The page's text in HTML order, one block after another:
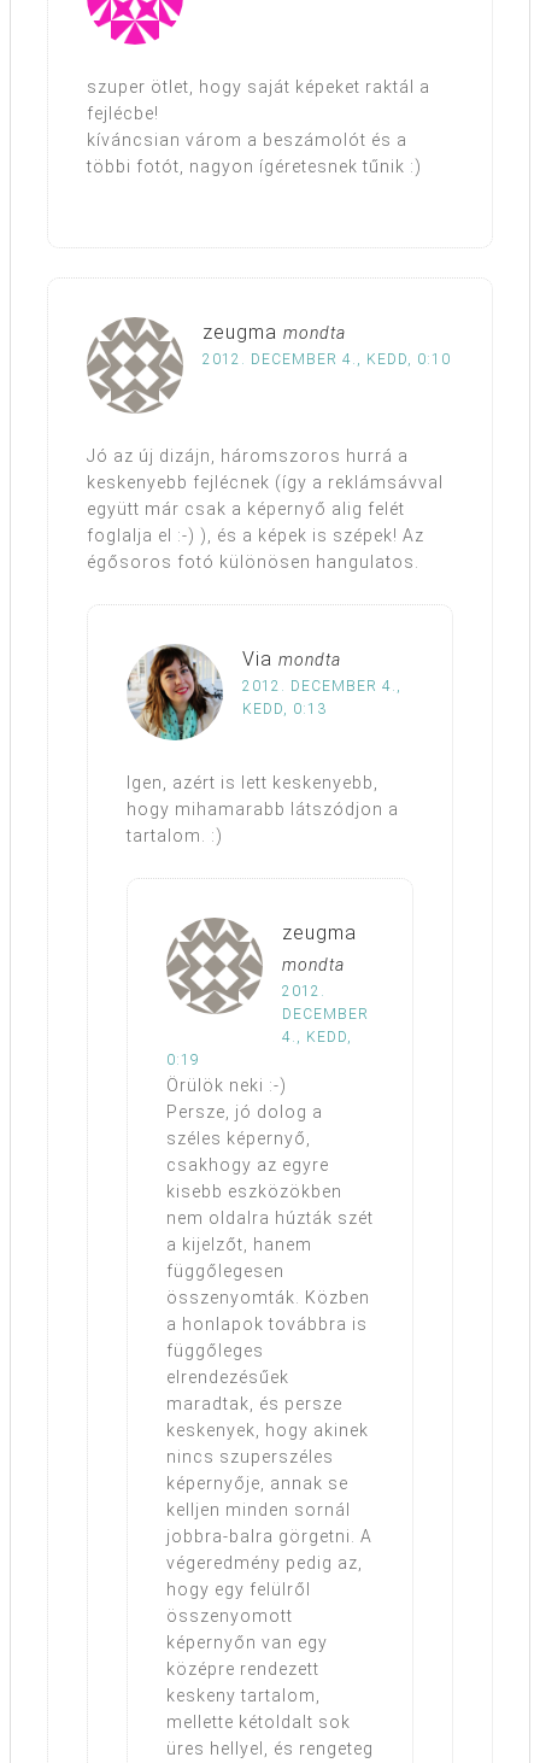
szuper ötlet, hogy saját képeket raktál a
fejlécbe!
kíváncsian várom a beszámolót és a
többi fotót, nagyon ígéretesnek tűnik :)
zeugma mondta
2012. DECEMBER 4., KEDD, 0:10
Jó az új dizájn, háromszoros hurrá a
keskenyebb fejlécnek (így a reklámsávval
együtt már csak a képernyő alig felét
foglalja el :-) ), és a képek is szépek! Az
égősoros fotó különösen hangulatos.
Via mondta
2012. DECEMBER 4.,
KEDD, 0:13
Igen, azért is lett keskenyebb,
hogy mihamarabb látszódjon a
tartalom. :)
zeugma
mondta
2012.
DECEMBER
4., KEDD,
0:19
Örülök neki :-)
Persze, jó dolog a
széles képernyő,
csakhogy az egyre
kisebb eszközökben
nem oldalra húzták szét
a kijelzőt, hanem
függőlegesen
összenyomták. Közben
a honlapok továbbra is
függőleges
elrendezésűek
maradtak, és persze
keskenyek, hogy akinek
nincs szuperszéles
képernyője, annak se
kelljen minden sornál
jobbra-balra görgetni. A
végeredmény pedig az,
hogy egy felülről
összenyomott
képernyőn van egy
középre rendezett
keskeny tartalom,
mellette kétoldalt sok
üres hellyel, és rengeteg